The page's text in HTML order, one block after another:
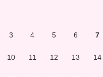
3 4 5 6 7
10 11 12 13 14